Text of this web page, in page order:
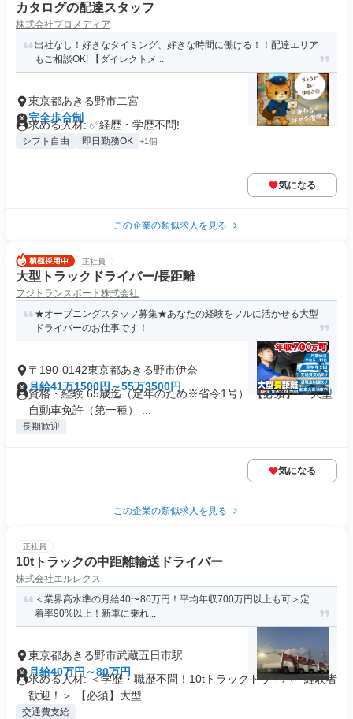
カタログの配達スタッフ
株式会社プロメディア
出社なし！好きなタイミング、好きな時間に働ける！！配達エリア
もご相談OK! 【ダイレクトメ...
東京都あきる野市二宮
完全歩合制
求める人材: ✅経歴・学歴不問!
シフト自由 即日勤務OK +1個
気になる
この企業の類似求人を見る
正社員
大型トラックドライバー/長距離
フジトランスポート株式会社
★オープニングスタッフ募集★あなたの経験をフルに活かせる大型
ドライバーのお仕事です！
〒190-0142東京都あきる野市伊奈
月給41万1500円～55万3500円
資格・経験 65歳迄（定年のため※省令1号） 【必須】 ・大型
自動車免許（第一種） ...
長期歓迎
気になる
この企業の類似求人を見る
正社員
10tトラックの中距離輸送ドライバー
株式会社エルレクス
＜業界高水準の月給40〜80万円！平均年収700万円以上も可＞定
着率90%以上！新車に乗れ...
東京都あきる野市武蔵五日市駅
月給40万円～80万円
求める人材: ＜学歴・職歴不問！10tトラックドライバー経験者
歓迎！＞ 【必須】大型...
交通費支給